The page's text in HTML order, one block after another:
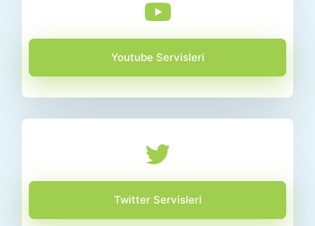
Youtube Servisleri
Twitter Servisleri